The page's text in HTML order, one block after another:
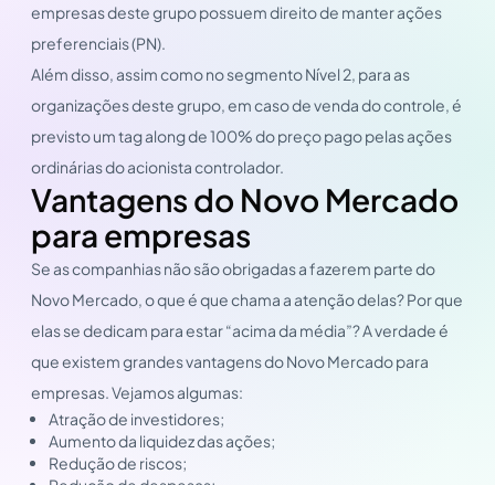
empresas deste grupo possuem direito de manter ações
preferenciais (PN).
Além disso, assim como no segmento Nível 2, para as
organizações deste grupo, em caso de venda do controle, é
previsto um tag along de 100% do preço pago pelas ações
ordinárias do acionista controlador.
Vantagens do Novo Mercado
para empresas
Se as companhias não são obrigadas a fazerem parte do
Novo Mercado, o que é que chama a atenção delas? Por que
elas se dedicam para estar “acima da média”? A verdade é
que existem grandes vantagens do Novo Mercado para
empresas. Vejamos algumas:
Atração de investidores;
Aumento da liquidez das ações;
Redução de riscos;